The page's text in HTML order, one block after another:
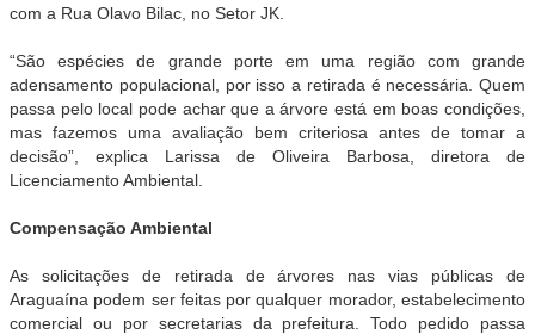
com a Rua Olavo Bilac, no Setor JK.
“São espécies de grande porte em uma região com grande
adensamento populacional, por isso a retirada é necessária. Quem
passa pelo local pode achar que a árvore está em boas condições,
mas fazemos uma avaliação bem criteriosa antes de tomar a
decisão”, explica Larissa de Oliveira Barbosa, diretora de
Licenciamento Ambiental.
Compensação Ambiental
As solicitações de retirada de árvores nas vias públicas de
Araguaína podem ser feitas por qualquer morador, estabelecimento
comercial ou por secretarias da prefeitura. Todo pedido passa